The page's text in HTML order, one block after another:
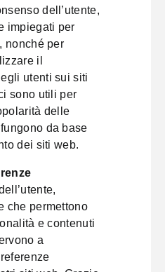
dell’utente,
impiegati per
nonché per
il
utenti sui siti
sono utili per
delle
da base
dei siti web.
che permettono
e contenuti
a